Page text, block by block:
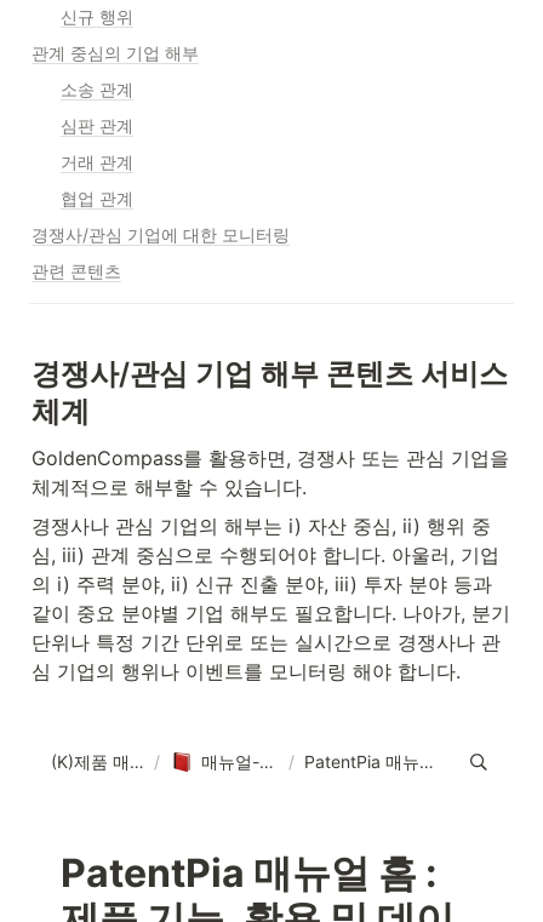
신규 행위
관계 중심의 기업 해부
소송 관계
심판 관계
거래 관계
협업 관계
경쟁사/관심 기업에 대한 모니터링
관련 콘텐츠
경쟁사/관심 기업 해부 콘텐츠 서비스
체계
GoldenCompass를 활용하면, 경쟁사 또는 관심 기업을
체계적으로 해부할 수 있습니다.
경쟁사나 관심 기업의 해부는 i) 자산 중심, ii) 행위 중
심, iii) 관계 중심으로 수행되어야 합니다. 아울러, 기업
의 i) 주력 분야, ii) 신규 진출 분야, iii) 투자 분야 등과
같이 중요 분야별 기업 해부도 필요합니다. 나아가, 분기
단위나 특정 기간 단위로 또는 실시간으로 경쟁사나 관
심 기업의 행위나 이벤트를 모니터링 해야 합니다.